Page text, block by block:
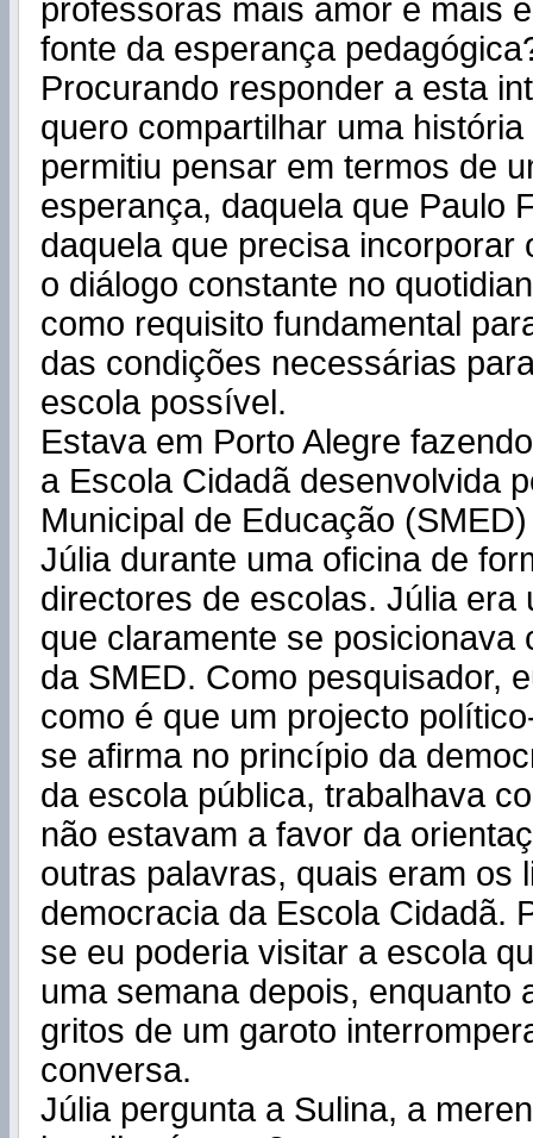
professoras mais amor e mais
fonte da esperança
Procurando responder a esta
quero compartilhar uma
permitiu pensar em termos de
esperança, daquela que Paulo
daquela que precisa incorporar
o diálogo constante no
como requisito fundamental
das condições necessárias
escola possível.
Estava em Porto Alegre
a Escola Cidadã desenvolvida
Municipal de Educação
Júlia durante uma oficina de
directores de escolas. Júlia era
que claramente se posicionava
da SMED. Como pesquisador,
como é que um projecto
se afirma no princípio da
da escola pública, trabalhava
não estavam a favor da
outras palavras, quais eram os
democracia da Escola Cidadã.
se eu poderia visitar a escola
uma semana depois, enquanto
gritos de um garoto
conversa.
Júlia pergunta a Sulina, a